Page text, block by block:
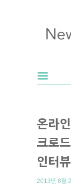
온라
크로
인터뷰
2013년 8월